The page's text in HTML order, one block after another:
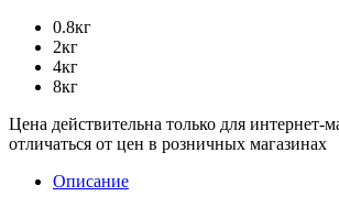
0.8кг
2кг
4кг
8кг
Цена действительна только для интернет-
отличаться от цен в розничных магазинах
Описание